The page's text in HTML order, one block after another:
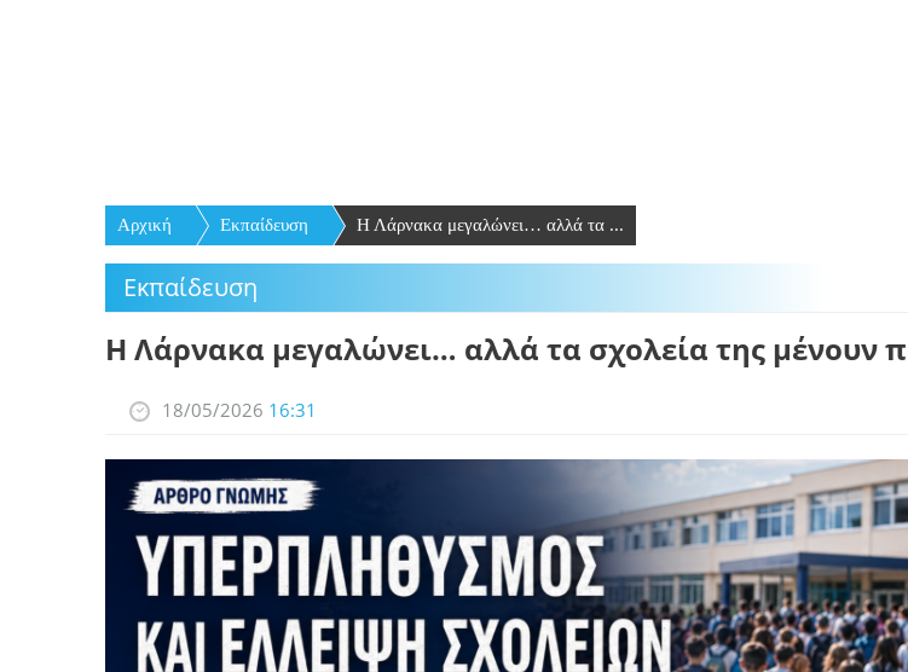
Αρχική Εκπαίδευση Η Λάρνακα μεγαλώνει… αλλά τα ...
Εκπαίδευση
Η Λάρνακα μεγαλώνει… αλλά τα σχολεία της μένουν
18/05/2026 16:31